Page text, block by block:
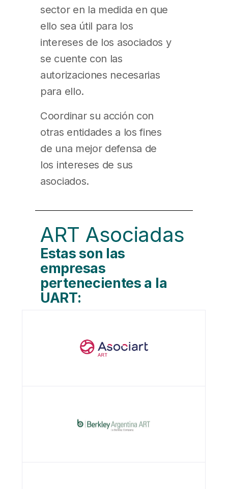
sector en la medida en que
ello sea útil para los
intereses de los asociados y
se cuente con las
autorizaciones necesarias
para ello.
Coordinar su acción con
otras entidades a los fines
de una mejor defensa de
los intereses de sus
asociados.
ART Asociadas
Estas son las
empresas
pertenecientes a la
UART: